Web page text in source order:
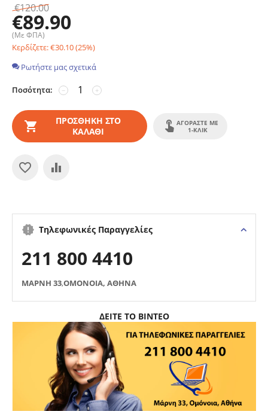
€120.00
€89.90
(Με ΦΠΑ)
Κερδίζετε:€30.10(25%)
Ρωτήστε μας σχετικά
Ποσότητα: +
−
ΠΡΟΣΘΉΚΗ ΣΤΟ
ΚΑΛΆΘΙ
ΑΓΟΡΆΣΤΕ ΜΕ
1-ΚΛΙΚ
Τηλεφωνικές Παραγγελίες
211 800 4410
ΜΑΡΝΗ 33,ΟΜΟΝΟΙΑ, ΑΘΗΝΑ
ΔΕΙΤΕ ΤΟ ΒΙΝΤΕΟ